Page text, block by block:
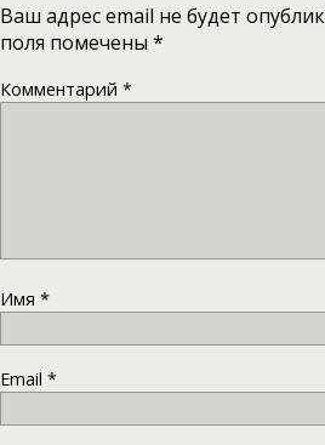
Ваш адрес email не будет
поля помечены *
Комментарий *
Имя *
Email *